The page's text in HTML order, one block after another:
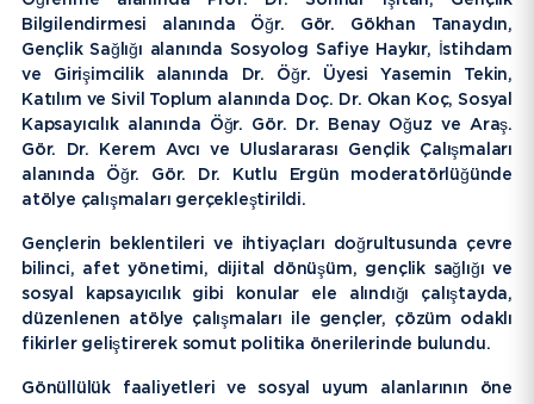
Bilgilendirmesi alanında Öğr. Gör. Gökhan Tanaydın,
Gençlik Sağlığı alanında Sosyolog Safiye Haykır, İstihdam
ve Girişimcilik alanında Dr. Öğr. Üyesi Yasemin Tekin,
Katılım ve Sivil Toplum alanında Doç. Dr. Okan Koç, Sosyal
Kapsayıcılık alanında Öğr. Gör. Dr. Benay Oğuz ve Araş.
Gör. Dr. Kerem Avcı ve Uluslararası Gençlik Çalışmaları
alanında Öğr. Gör. Dr. Kutlu Ergün moderatörlüğünde
atölye çalışmaları gerçekleştirildi.
Gençlerin beklentileri ve ihtiyaçları doğrultusunda çevre
bilinci, afet yönetimi, dijital dönüşüm, gençlik sağlığı ve
sosyal kapsayıcılık gibi konular ele alındığı çalıştayda,
düzenlenen atölye çalışmaları ile gençler, çözüm odaklı
fikirler geliştirerek somut politika önerilerinde bulundu.
Gönüllülük faaliyetleri ve sosyal uyum alanlarının öne